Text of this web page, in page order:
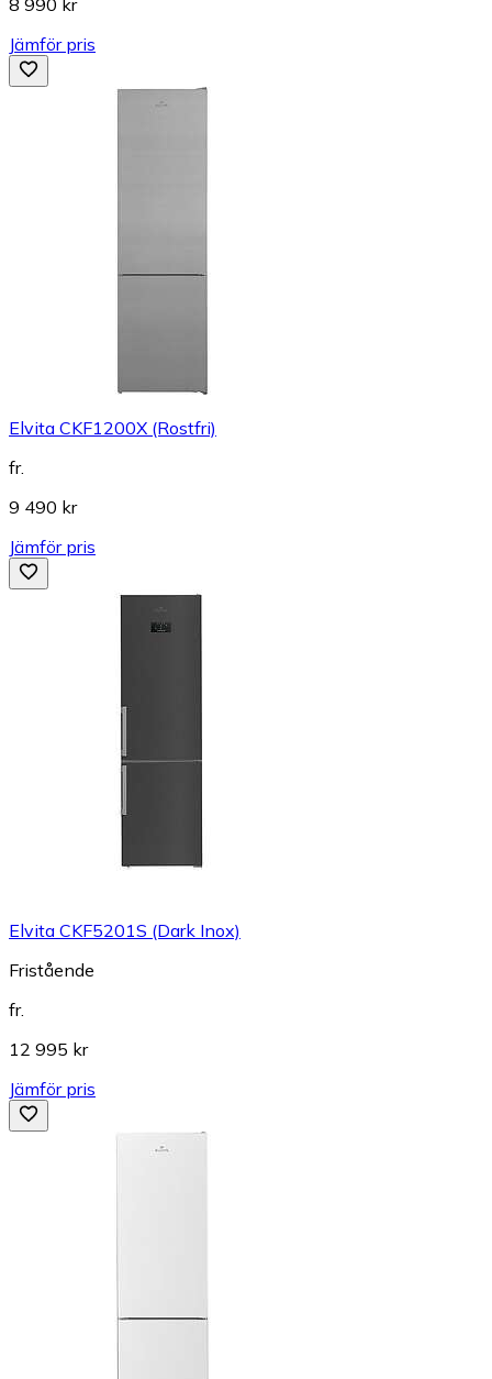
Jämför pris
Elvita CKF1200X (Rostfri)
fr.
9 490 kr
Jämför pris
Elvita CKF5201S (Dark Inox)
Fristående
fr.
12 995 kr
Jämför pris